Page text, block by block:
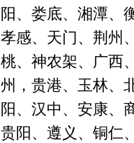
阳、娄底、湘潭、
孝感、天门、荆州
桃、神农架、广西
州，贵港、玉林、
阳、汉中、安康、
贵阳、遵义、铜仁